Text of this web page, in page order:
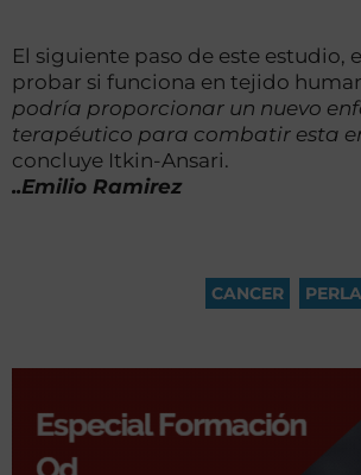
El siguiente paso de este estudio,
probar si funciona en tejido
podría proporcionar un nuevo
terapéutico para combatir esta
concluye Itkin-Ansari.
..Emilio Ramirez
CANCER